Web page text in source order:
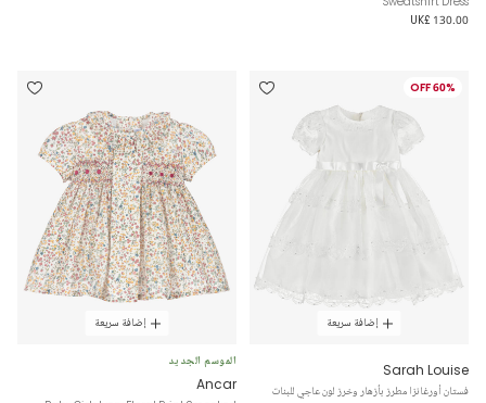
UK£ 130.00
60% OFF
إضافة سريعة
Sarah Louise
فستان أورغانزا مطرز بأزهار وخرز لون عاجي للبنات
إضافة سريعة
الموسم الجديد
Ancar